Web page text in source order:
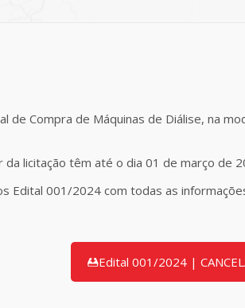
de Compra de Máquinas de Diálise, na
licitação têm até o dia 01 de março de
Edital 001/2024 com todas as
Edital 001/2024 |